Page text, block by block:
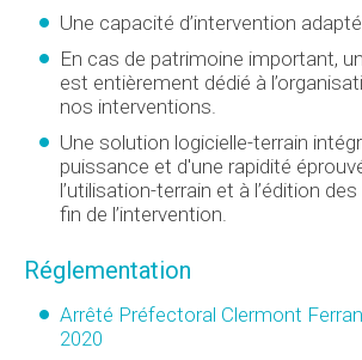
Une capacité d’intervention
En cas de patrimoine important,
est entièrement dédié à
nos interventions.
Une solution logicielle-terrain
puissance et d'une rapidité
l’utilisation-terrain et à l’édition
fin de l’intervention.
Réglementation
Arrêté Préfectoral Clermont
2020